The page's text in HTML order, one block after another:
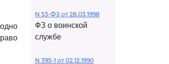
N 53-ФЗ от 28.03.1998
ФЗ о воинской
службе
N 395-1 от 02.12.1990